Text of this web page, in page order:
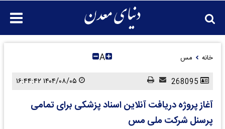
خانه مس A
آغاز پروژه دریافت آنلاین اسناد پزشکی برای تمامی
پرسنل شرکت ملی مس